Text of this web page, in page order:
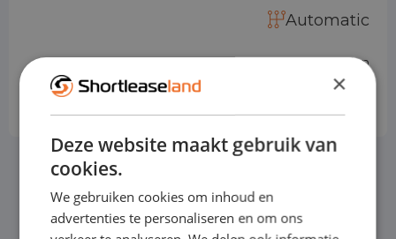
Automatic
Price based on standard version
p/m
Excl. VAT
×
Deze website maakt gebruik van
cookies.
We gebruiken cookies om inhoud en
advertenties te personaliseren en om ons